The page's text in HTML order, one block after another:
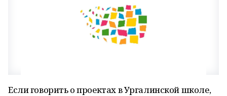
Если говорить о проектах в Ургалинской школе,